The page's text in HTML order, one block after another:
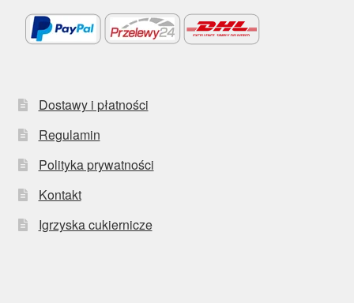
Dostawy i płatności
Regulamin
Polityka prywatności
Kontakt
Igrzyska cukiernicze